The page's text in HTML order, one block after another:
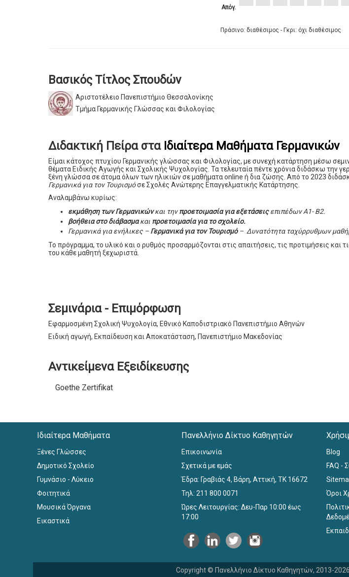
Απόγ.
Πράσινο: διαθέσιμος - Γκρι: όχι διαθέσιμος
Βασικός Τίτλος Σπουδών
Αριστοτέλειο Πανεπιστήμιο Θεσσαλονίκης
Τμήμα Γερμανικής Γλώσσας και Φιλολογίας
Διδακτική Πείρα στα Ιδιαίτερα Μαθήματα Γερμανικών
Είμαι κάτοχος πτυχίου Γερμανικής γλώσσας και Φιλολογίας, με συνεχή κατάρτηση μέσω
θέματα Ειδικής Αγωγής και Σχολικής Ψυχολογίας. Τα τελευταία πέντε χρόνια διδάσκω την
ξένη γλώσσα σε άτομα όλων των ηλικιών σε μαθήματα online ή δια ζώσης. Από το 2023
Γερμανικά για τον Τουρισμόσε Σχολές Ανώτερης Επαγγελματικής Κατάρτησης.
Αναλαμβάνω κυρίως:
εκμάθηση των Γερμανικώνκαι τηνπροετοιμασία για εξετάσειςεπιπέδων Α1- Β2.
βοήθεια στο διάβασμακαι προετοιμασία για το σχολείο.
Γερμανικά για ενήλικες –Γερμανικά για τον Τουρισμό– Δυνατότητα ταχύρρυθμων
Το πρόγραμμα, το υλικό και ο ρυθμός προσαρμόζονται στις απαιτήσεις, τις προτιμήσεις και
του κάθε μαθητή ξεχωριστά.
Σεμινάρια - Επιμόρφωση
Εφαρμοσμένη Σχολική Ψυχολογία, Εθνικό Καποδιστριακό Πανεπιστήμιο Αθηνών
Ειδική αγωγή, Εκπαίδευση και Αποκατάσταση, Πανεπιστήμιο Μακεδονίας
Αντικείμενα Εξειδίκευσης
Goethe Zertifikat
Ιδιαίτερα Μαθήματα
Ξένες Γλώσσες
Δημοτικό Σχολείο
Γυμνάσιο - Λύκειο
Φοιτητικά
Μουσικά Όργανα
Εικαστικά
Πανελλήνιο Δίκτυο Καθηγητών
Επικοινωνία
Σχετικά με εμάς
Έδρα: Γραβιάς 4, Βάρη, Αττική, ΤΚ 16672
Τηλ: 211 800 0071
Ώρες Λειτουργίας: Δευ-Παρ 10:00 έως
17:00
Blog
FAQ -
Όροι
Copyright © Πανελλήνιο Δίκτυο Καθηγητών, 2013-